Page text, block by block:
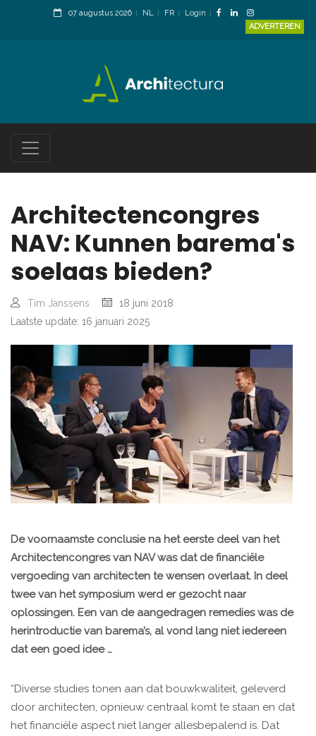
07 augustus 2026 NL FR
Login
ADVERTEREN
Architectencongres
NAV: Kunnen barema's
soelaas bieden?
Tim Janssens
18 juni 2018
Laatste update: 16 januari 2025
De voornaamste conclusie na het eerste deel van het
Architectencongres van NAV was dat de financiële
vergoeding van architecten te wensen overlaat. In deel
twee van het symposium werd er gezocht naar
oplossingen. Een van de aangedragen remedies was de
herintroductie van barema’s, al vond lang niet iedereen
dat een goed idee …
“Diverse studies tonen aan dat bouwkwaliteit, geleverd
door architecten, opnieuw centraal komt te staan en dat
het financiële aspect niet langer allesbepalend is. Dat